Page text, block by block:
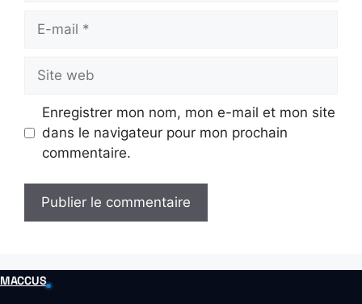
mail
web
Enregistrer mon nom, mon e-mail et mon site
dans le navigateur pour mon prochain
commentaire.
MACCUS